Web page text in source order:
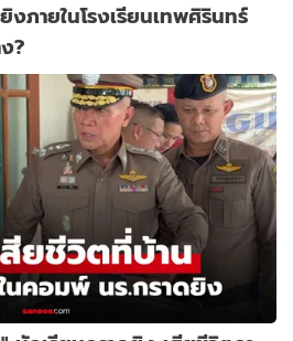
งภายในโรงเรียนเทพศิรินทร์
?